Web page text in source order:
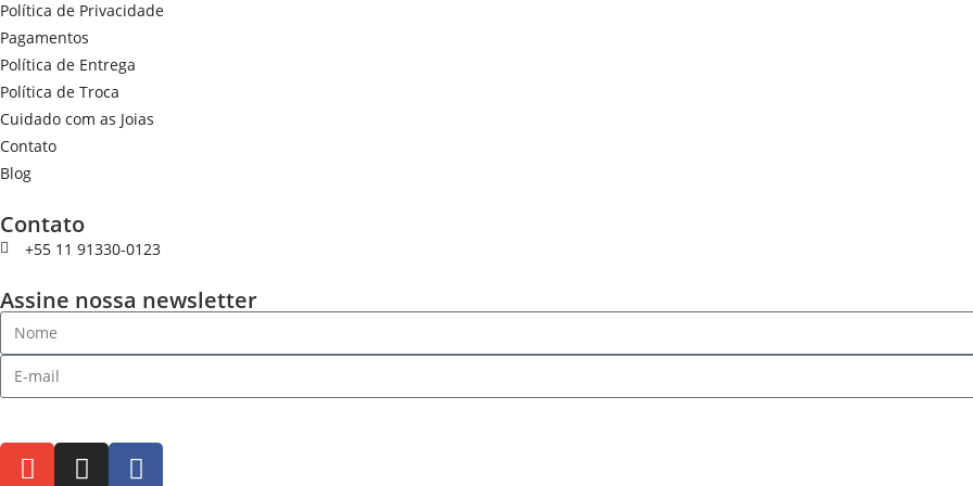
Política de Privacidade
Pagamentos
Política de Entrega
Política de Troca
Cuidado com as Joias
Contato
Blog
Contato
+55 11 91330-0123
Assine nossa newsletter